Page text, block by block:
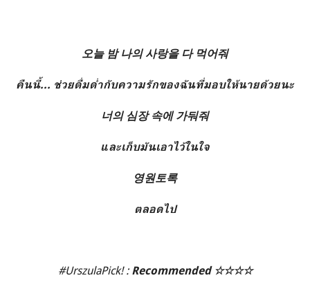
오늘 밤 나의 사랑을 다 먹어줘
คืนนี้... ช่วยดื่มด่ำกับความรักของฉันที่มอบให้นายด้วยนะ
너의 심장 속에 가둬줘
และเก็บมันเอาไว้ในใจ
영원토록
ตลอดไป
#UrszulaPick! : Recommended ☆☆☆☆